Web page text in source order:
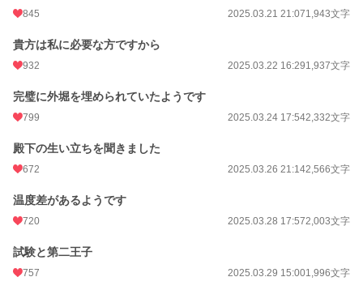
845 2025.03.21 21:071,943文字
貴方は私に必要な方ですから
932 2025.03.22 16:291,937文字
完璧に外堀を埋められていたようです
799 2025.03.24 17:542,332文字
殿下の生い立ちを聞きました
672 2025.03.26 21:142,566文字
温度差があるようです
720 2025.03.28 17:572,003文字
試験と第二王子
757 2025.03.29 15:001,996文字